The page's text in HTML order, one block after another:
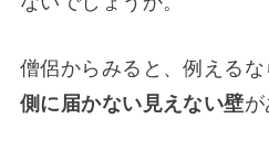
僧侶からみると、例えるな
側に届かない見えない壁が